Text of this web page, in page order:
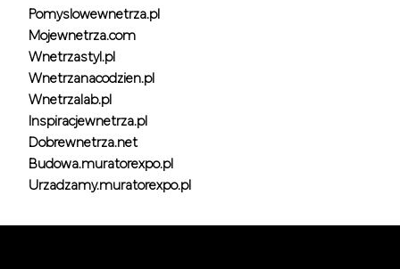
Pomyslowewnetrza.pl
Mojewnetrza.com
Wnetrzastyl.pl
Wnetrzanacodzien.pl
Wnetrzalab.pl
Inspiracjewnetrza.pl
Dobrewnetrza.net
Budowa.muratorexpo.pl
Urzadzamy.muratorexpo.pl